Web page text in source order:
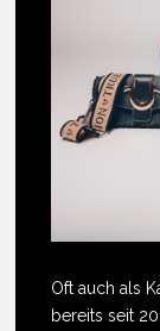
Oft auch als
bereits seit